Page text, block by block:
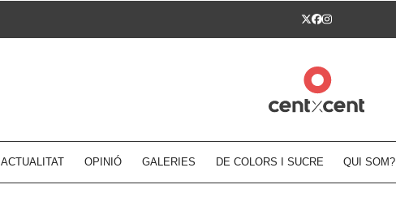
Twitter
Facebook
Instagram
ACTUALITAT OPINIÓ GALERIES DE COLORS I SUCRE QUI SOM?